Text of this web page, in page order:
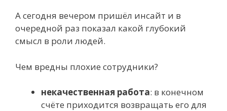
А сегодня вечером пришёл инсайт и в
очередной раз показал какой глубокий
смысл в роли людей.
Чем вредны плохие сотрудники?
некачественная работа: в конечном
счёте приходится возвращать его для